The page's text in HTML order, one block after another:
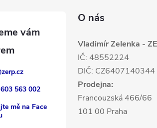
zerp.cz
563 002
mě na Face
O nás
Vladimír Zelenka -
IČ: 48552224
DIČ: CZ6407140344
Prodejna:
Francouzská 466/66
101 00 Praha